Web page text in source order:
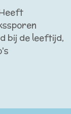
bij de leeftijd,